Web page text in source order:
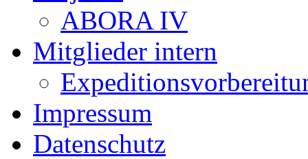
ABORA IV
Mitglieder intern
Impressum
Datenschutz